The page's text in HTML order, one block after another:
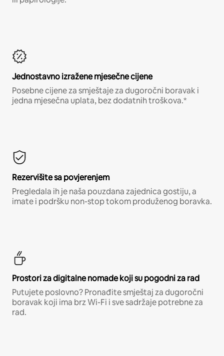
Jednostavno izražene mjesečne cijene
Posebne cijene za smještaje za dugoročni boravak i
jedna mjesečna uplata, bez dodatnih troškova.*
Rezervišite sa povjerenjem
Pregledala ih je naša pouzdana zajednica gostiju, a
imate i podršku non-stop tokom produženog boravka.
Prostori za digitalne nomade koji su pogodni za rad
Putujete poslovno? Pronađite smještaj za dugoročni
boravak koji ima brz Wi-Fi i sve sadržaje potrebne za
rad.